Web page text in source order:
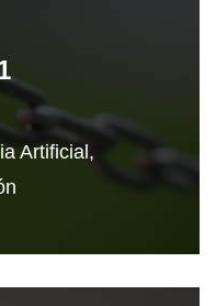
Artificial ,